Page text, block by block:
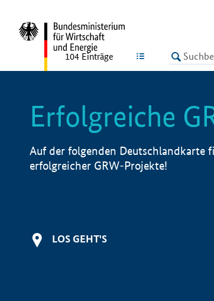
LISTE
104 Einträge
Erfolgreiche
Auf der folgenden Deutschlandkarte
erfolgreicher GRW-Projekte!
LOS GEHT'S